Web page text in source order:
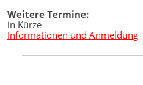
Weitere Termine:
in Kürze
Informationen und Anmeldung